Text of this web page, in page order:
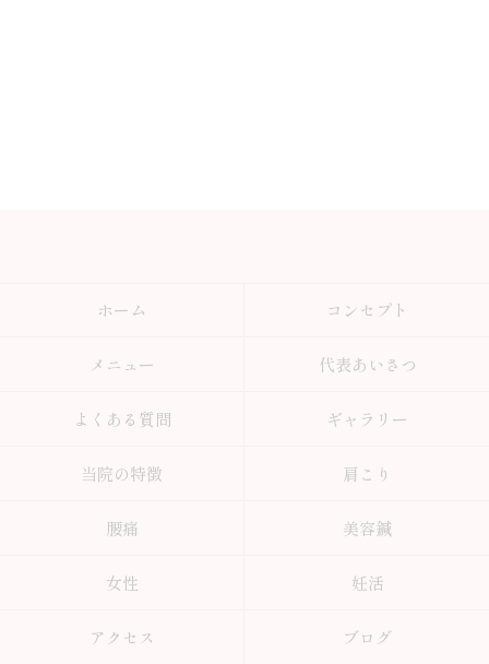
ホーム コンセプト
メニュー 代表あいさつ
よくある質問 ギャラリー
当院の特徴 肩こり
腰痛 美容鍼
女性 妊活
アクセス ブログ